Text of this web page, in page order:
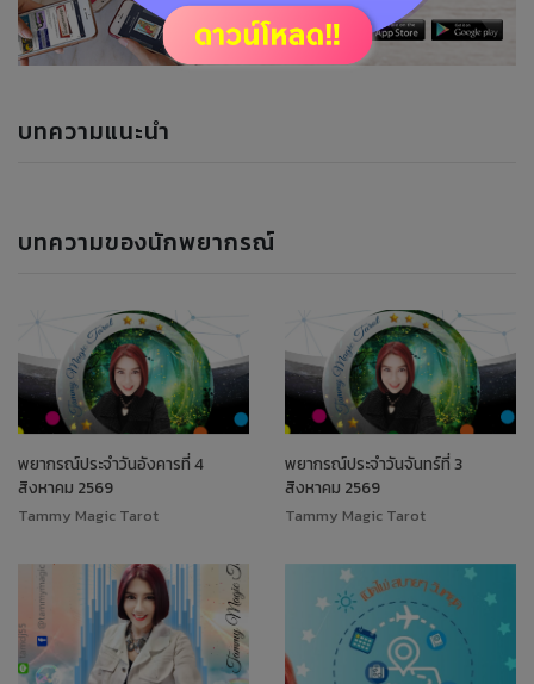
บทความแนะนำ
บทความของนักพยากรณ์
พยากรณ์ประจำวันอังคารที่ 4
สิงหาคม 2569
Tammy Magic Tarot
พยากรณ์ประจำวันจันทร์ที่ 3
สิงหาคม 2569
Tammy Magic Tarot